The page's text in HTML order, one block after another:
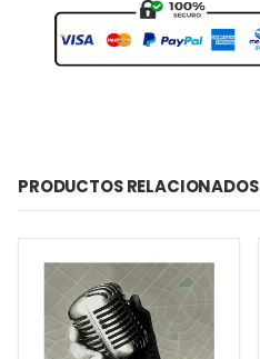
PRODUCTOS RELACIONADOS